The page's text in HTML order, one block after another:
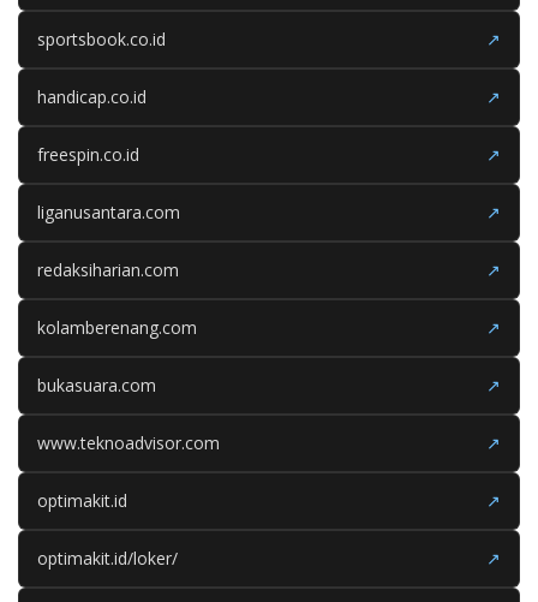
sportsbook.co.id ↗
handicap.co.id ↗
freespin.co.id ↗
liganusantara.com ↗
redaksiharian.com ↗
kolamberenang.com ↗
bukasuara.com ↗
www.teknoadvisor.com ↗
optimakit.id ↗
optimakit.id/loker/ ↗